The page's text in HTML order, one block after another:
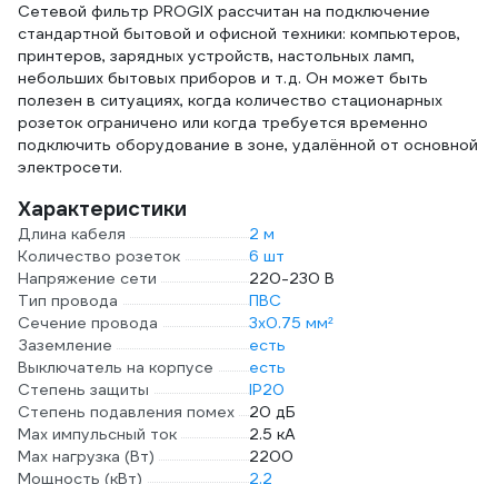
Сетевой фильтр PROGIX рассчитан на подключение
стандартной бытовой и офисной техники: компьютеров,
принтеров, зарядных устройств, настольных ламп,
небольших бытовых приборов и т. д. Он может быть
полезен в ситуациях, когда количество стационарных
розеток ограничено или когда требуется временно
подключить оборудование в зоне, удалённой от основной
электросети.
Характеристики
Длина кабеля
2 м
Количество розеток
6 шт
Напряжение сети
220-230 В
Тип провода
ПВС
Сечение провода
3х0.75 мм²
Заземление
есть
Выключатель на корпусе
есть
Степень защиты
IP20
Степень подавления помех
20 дБ
Max импульсный ток
2.5 кА
Max нагрузка (Вт)
2200
Мощность (кВт)
2.2